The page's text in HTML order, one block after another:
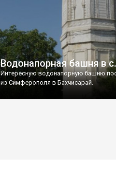
Водонапорная башня в
Интересную водонапорную башню
из Симферополя в Бахчисарай.